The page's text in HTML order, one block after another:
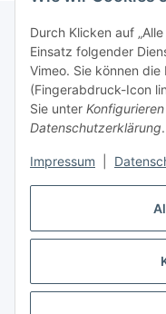
Durch Klicken auf
Einsatz folgender
Vimeo. Sie können
(Fingerabdruck-Icon
Sie unter Konfigurieren
Datenschutzerklärung.
Impressum
Informationen
Gesetzliche
* Alle Preise inkl.